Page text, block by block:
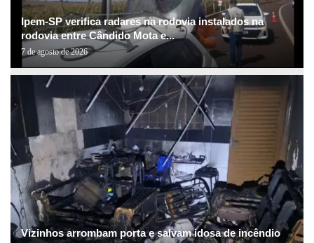
Ipem-SP verifica radares na rodovia instalados na
rodovia entre Cândido Mota e...
7 de agosto de 2026
Vizinhos arrombam porta e salvam idosa de incêndio